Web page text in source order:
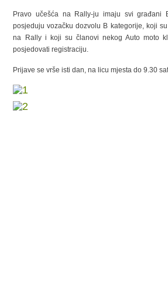
Pravo učešća na Rally-ju imaju svi građani
posjeduju vozačku dozvolu B kategorije, koji
na Rally i koji su članovi nekog Auto moto
posjedovati registraciju.
Prijave se vrše isti dan, na licu mjesta do 9.30